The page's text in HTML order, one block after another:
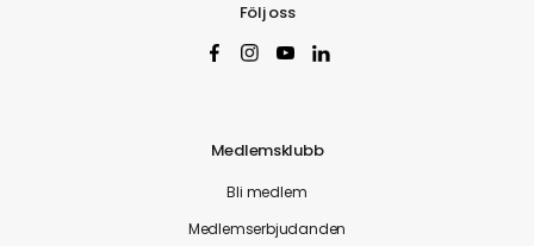
Följ oss
Medlemsklubb
Bli medlem
Medlemserbjudanden